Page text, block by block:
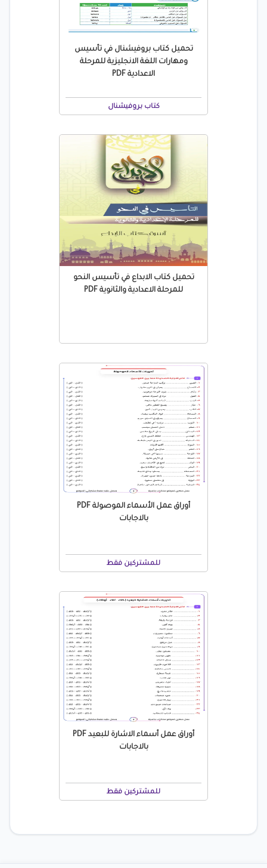
تحميل كتاب بروفيشنال في تأسيس
ومهارات اللغة الانجليزية للمرحلة
الاعدادية PDF
كتاب بروفيشنال
تحميل كتاب الابداع في تأسيس النحو
للمرحلة الاعدادية والثانوية PDF
أوراق عمل الأسماء الموصولة PDF
بالاجابات
للمشتركين فقط
أوراق عمل أسماء الاشارة للبعيد PDF
بالاجابات
للمشتركين فقط